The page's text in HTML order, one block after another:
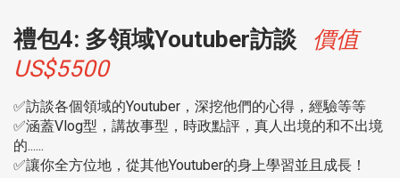
禮包4: 多領域Youtuber訪談 價值
US$5500
✅訪談各個領域的Youtuber，深挖他們的心得，經驗等等
✅涵蓋Vlog型，講故事型，時政點評，真人出境的和不出境
的......
✅讓你全方位地，從其他Youtuber的身上學習並且成長！